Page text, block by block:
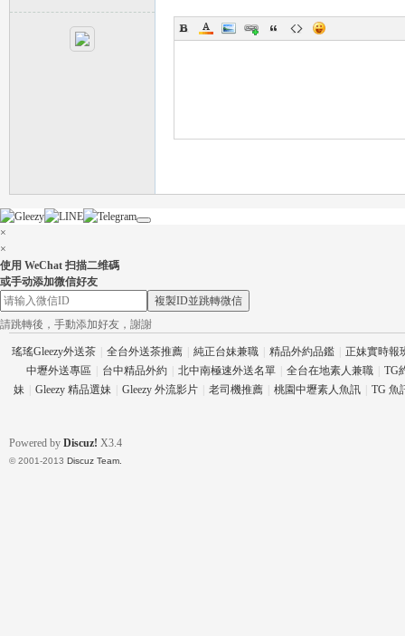
流
×
×
使用 WeChat 扫描二维碼
或手动添加微信好友
複製ID並跳轉微信
請跳轉後，手動添加好友，謝謝
瑤瑤Gleezy外送茶 全台外送茶推薦 純正台妹兼職 精品外約品鑑
正妹實時報
中壢外送專區
台中精品外約 北中南極速外送名單 全台在地素人兼職
TG
妹
Gleezy 精品選妹 Gleezy 外流影片 老司機推薦 桃園中壢素人魚訊 TG 魚
Powered by Discuz! X3.4
© 2001-2013 Discuz Team.